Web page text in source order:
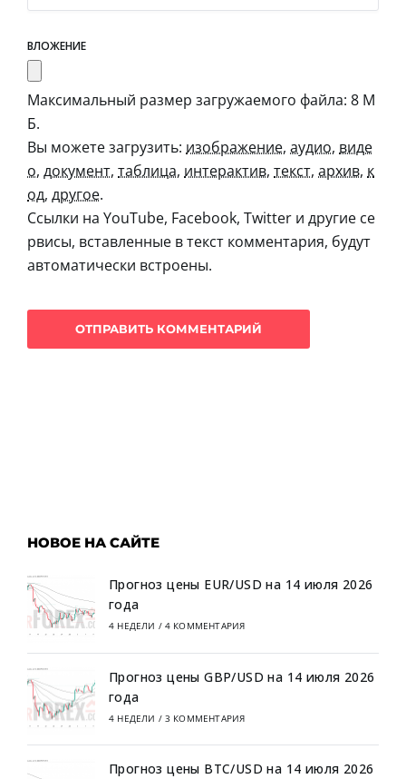
ВЛОЖЕНИЕ
Максимальный размер загружаемого файла: 8 М
Б.
Вы можете загрузить: изображение, аудио, виде
о, документ, таблица, интерактив, текст, архив, к
од, другое.
Ссылки на YouTube, Facebook, Twitter и другие се
рвисы, вставленные в текст комментария, будут
автоматически встроены.
НОВОЕ НА САЙТЕ
Прогноз цены EUR/USD на 14 июля 2026
года
4 НЕДЕЛИ / 4 КОММЕНТАРИЯ
Прогноз цены GBP/USD на 14 июля 2026
года
4 НЕДЕЛИ / 3 КОММЕНТАРИЯ
Прогноз цены BTC/USD на 14 июля 2026